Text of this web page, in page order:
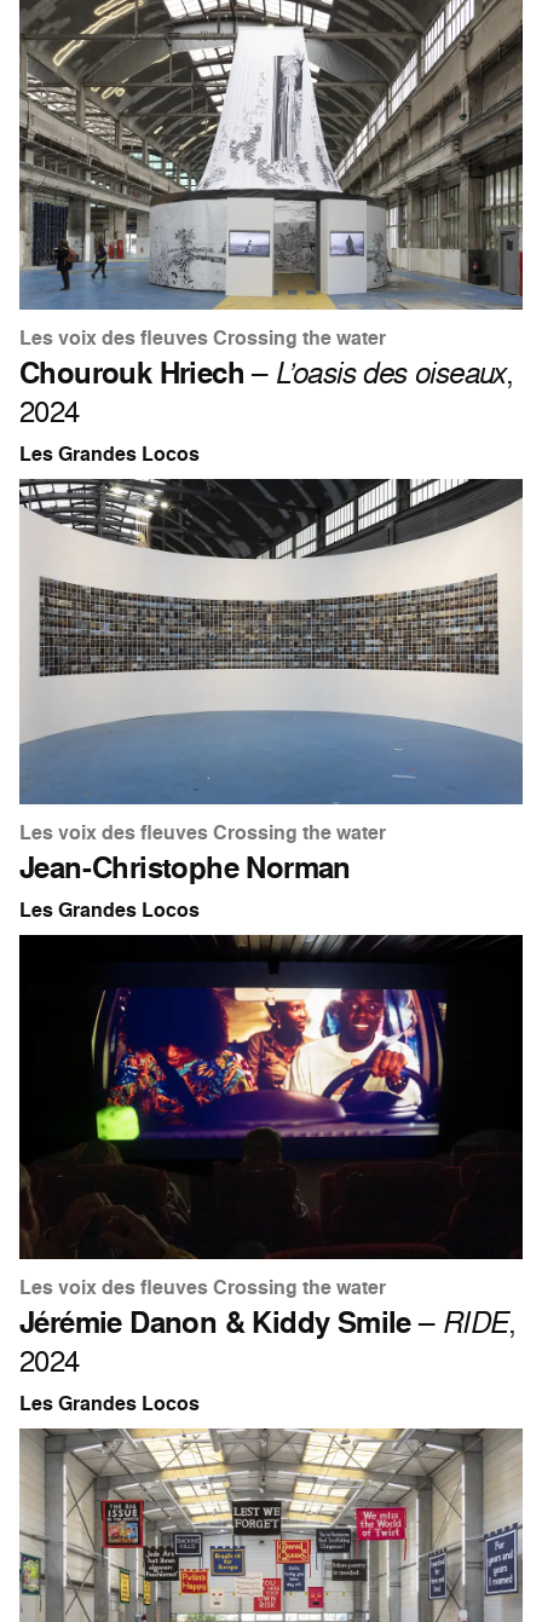
Les voix des fleuves Crossing the water
Chourouk Hriech– L’oasis des oiseaux,
2024
Les Grandes Locos
Les voix des fleuves Crossing the water
Jean-Christophe Norman
Les Grandes Locos
Les voix des fleuves Crossing the water
Jérémie Danon & Kiddy Smile– RIDE,
2024
Les Grandes Locos